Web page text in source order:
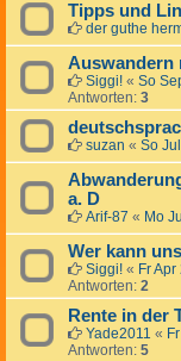
Tipps und
der guthe
Auswandern
Siggi! « So
Antworten: 3
suzan « So
a. D
Arif-87 « Mo
Wer kann
Siggi! « Fr
Antworten: 2
Rente in der
Yade2011 «
Antworten: 5